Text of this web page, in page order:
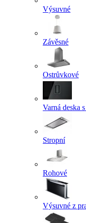
Výsuvné
Závěsné
Ostrůvkové
Varná deska
Stropní
Rohové
Výsuvné z